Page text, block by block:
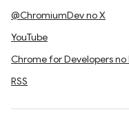
@ChromiumDev no X
YouTube
Chrome for Developers no
RSS